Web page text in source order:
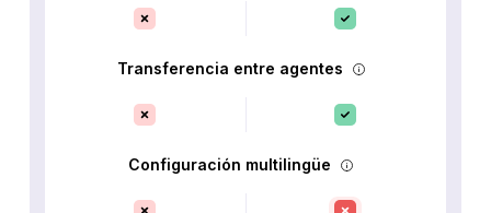
Transferencia entre agentes
Configuración multilingüe